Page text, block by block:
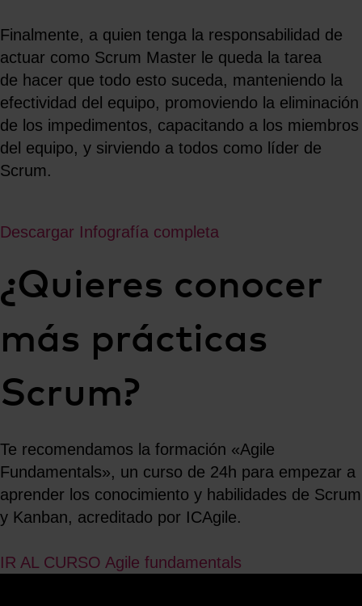
Finalmente, a quien tenga la responsabilidad de
actuar como Scrum Master le queda la tarea
de hacer que todo esto suceda, manteniendo la
efectividad del equipo, promoviendo la eliminación
de los impedimentos, capacitando a los miembros
del equipo, y sirviendo a todos como líder de
Scrum.
Descargar Infografía completa
¿Quieres conocer
más prácticas
Scrum?
Te recomendamos la formación «Agile
Fundamentals», un curso de 24h para empezar a
aprender los conocimiento y habilidades de Scrum
y Kanban, acreditado por ICAgile.
IR AL CURSO Agile fundamentals